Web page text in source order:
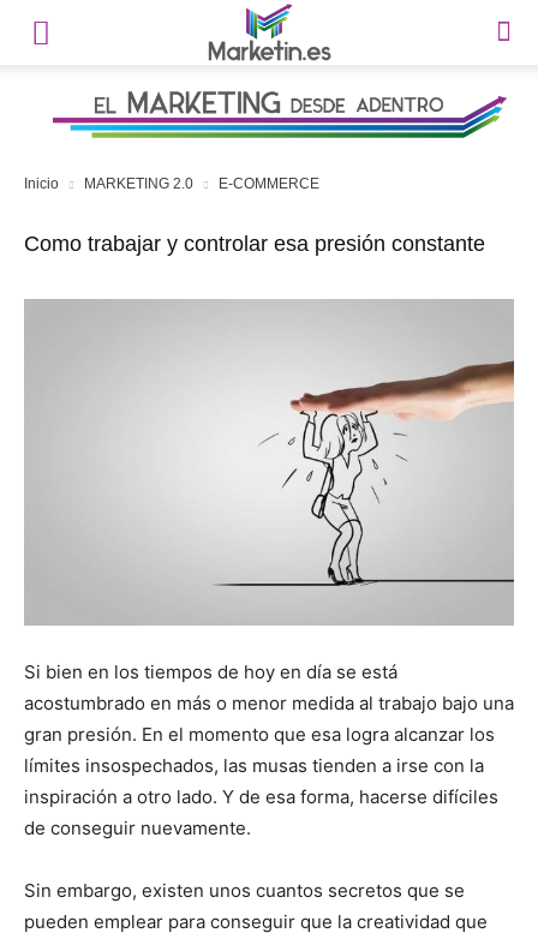
Inicio MARKETING 2.0 E-COMMERCE
Como trabajar y controlar esa presión constante
Si bien en los tiempos de hoy en día se está
acostumbrado en más o menor medida al trabajo bajo una
gran presión. En el momento que esa logra alcanzar los
límites insospechados, las musas tienden a irse con la
inspiración a otro lado. Y de esa forma, hacerse difíciles
de conseguir nuevamente.
Sin embargo, existen unos cuantos secretos que se
pueden emplear para conseguir que la creatividad que